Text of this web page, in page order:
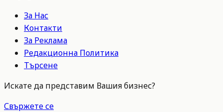
За Нас
Контакти
За Реклама
Редакционна Политика
Търсене
Искате да представим Вашия бизнес?
Свържете се